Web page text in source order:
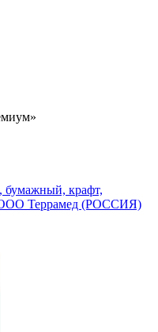
бумажный, крафт,
ООО Террамед (РОССИЯ)